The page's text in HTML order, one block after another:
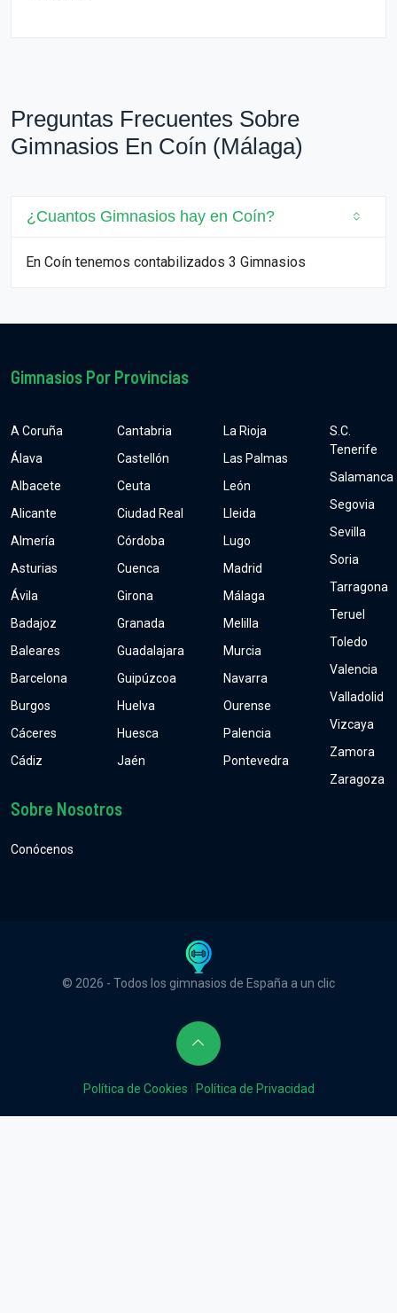
Preguntas Frecuentes Sobre
Gimnasios En Coín (Málaga)
¿Cuantos Gimnasios hay en Coín?
En Coín tenemos contabilizados 3 Gimnasios
Gimnasios Por Provincias
A Coruña
Álava
Albacete
Alicante
Almería
Asturias
Ávila
Badajoz
Baleares
Barcelona
Burgos
Cáceres
Cádiz
Cantabria
Castellón
Ceuta
Ciudad Real
Córdoba
Cuenca
Girona
Granada
Guadalajara
Guipúzcoa
Huelva
Huesca
Jaén
La Rioja
Las Palmas
León
Lleida
Lugo
Madrid
Málaga
Melilla
Murcia
Navarra
Ourense
Palencia
Pontevedra
S.C.
Tenerife
Salamanca
Segovia
Sevilla
Soria
Tarragona
Teruel
Toledo
Valencia
Valladolid
Vizcaya
Zamora
Zaragoza
Sobre Nosotros
Conócenos
© 2026 - Todos los gimnasios de España a un clic
Política de Cookies Política de Privacidad